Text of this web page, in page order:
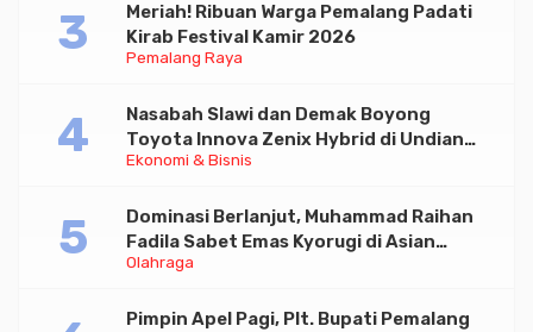
Pemalang Raya
Meriah! Ribuan Warga Pemalang Padati
Kirab Festival Kamir 2026
Ekonomi & Bisnis
Nasabah Slawi dan Demak Boyong
Toyota Innova Zenix Hybrid di Undian
Tabungan Bima Bank Jateng
Olahraga
Dominasi Berlanjut, Muhammad Raihan
Fadila Sabet Emas Kyorugi di Asian
Taekwondo Indonesia Open 2026
Pimpin Apel Pagi, Plt. Bupati Pemalang